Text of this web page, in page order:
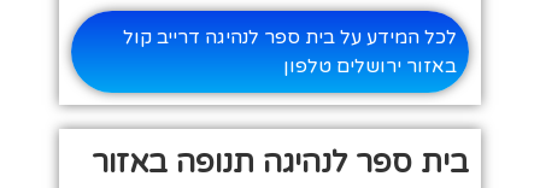
לכל המידע על בית ספר לנהיגה דרייב קול
באזור ירושלים טלפון
בית ספר לנהיגה תנופה באזור